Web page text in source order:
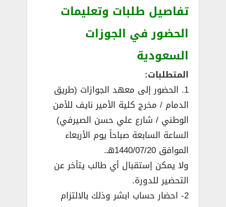
تفاصيل طلبات وتعليمات
الحضور في الجوزات
السعودية
المتطلبات:
1. الحضور إلى معهد الجوازات (طريق
الدمام / مخرج كلية الأمير نايف للأمن
الوطني / شارع علي حسن الصيرفي)
الساعة السابعة صباحاً يوم الأربعاء
الموافق 1440/07/20هـ.
ولا يمكن إستقبال أي طالب يتأخر عن
التحضير للدورة.
2- احضار حساب ابشر وذلك بالالتزام